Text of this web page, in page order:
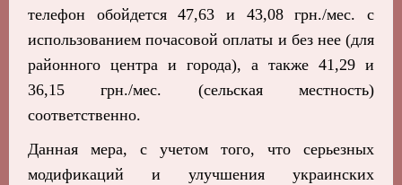
телефон обойдется 47,63 и 43,08 грн./мес. с
использованием почасовой оплаты и без нее (для
районного центра и города), а также 41,29 и
36,15 грн./мес. (сельская местность)
соответственно.
Данная мера, с учетом того, что серьезных
модификаций и улучшения украинских